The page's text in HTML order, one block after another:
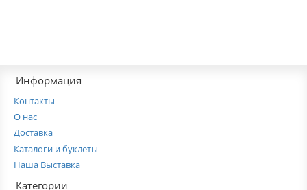
Информация
Контакты
О нас
Доставка
Каталоги и буклеты
Наша Выставка
Категории